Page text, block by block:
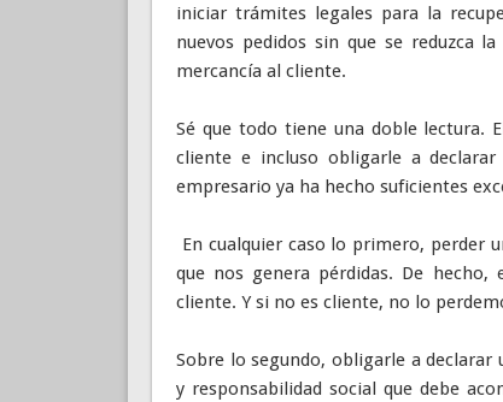
iniciar trámites legales para la
nuevos pedidos sin que se reduzca
mercancía al cliente.
Sé que todo tiene una doble lectura.
cliente e incluso obligarle a declarar
empresario ya ha hecho suficientes
En cualquier caso lo primero, perder
que nos genera pérdidas. De
cliente. Y si no es cliente, no lo
Sobre lo segundo, obligarle a declarar
y responsabilidad social que debe